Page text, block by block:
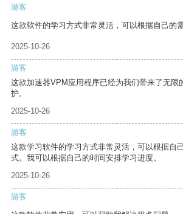
游客
这款软件的学习方式非常灵活，可以根据自己的
2025-10-26
游客
这款加速器VPM应用程序已经为我们带来了无限
护。
2025-10-26
游客
这款学习软件的学习方式非常灵活，可以根据自
式。我可以根据自己的时间安排学习进度。
2025-10-26
游客